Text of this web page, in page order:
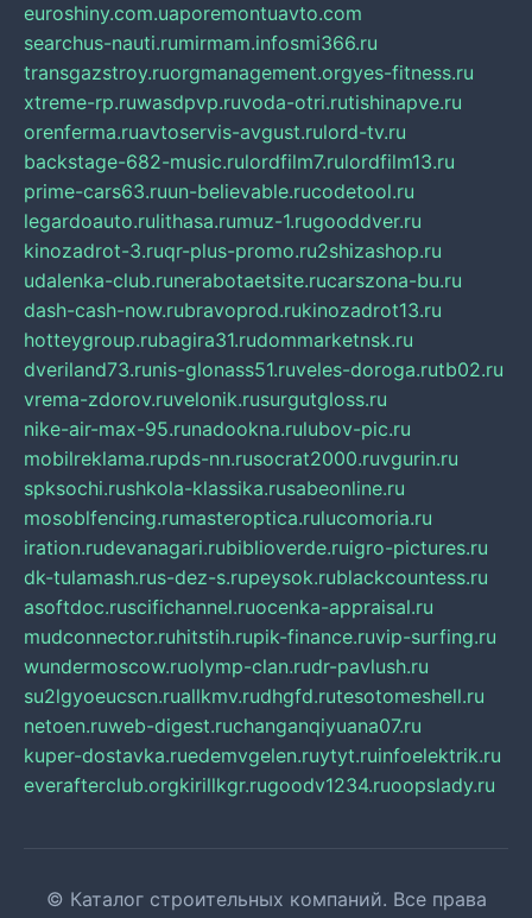
euroshiny.com.uaporemontuavto.com
searchus-nauti.rumirmam.infosmi366.ru
transgazstroy.ruorgmanagement.orgyes-fitness.ru
xtreme-rp.ruwasdpvp.ruvoda-otri.rutishinapve.ru
orenferma.ruavtoservis-avgust.rulord-tv.ru
backstage-682-music.rulordfilm7.rulordfilm13.ru
prime-cars63.ruun-believable.rucodetool.ru
legardoauto.rulithasa.rumuz-1.rugooddver.ru
kinozadrot-3.ruqr-plus-promo.ru2shizashop.ru
udalenka-club.runerabotaetsite.rucarszona-bu.ru
dash-cash-now.rubravoprod.rukinozadrot13.ru
hotteygroup.rubagira31.rudommarketnsk.ru
dveriland73.runis-glonass51.ruveles-doroga.rutb02.ru
vrema-zdorov.ruvelonik.rusurgutgloss.ru
nike-air-max-95.runadookna.rulubov-pic.ru
mobilreklama.rupds-nn.rusocrat2000.ruvgurin.ru
spksochi.rushkola-klassika.rusabeonline.ru
mosoblfencing.rumasteroptica.rulucomoria.ru
iration.rudevanagari.rubiblioverde.ruigro-pictures.ru
dk-tulamash.rus-dez-s.rupeysok.rublackcountess.ru
asoftdoc.ruscifichannel.ruocenka-appraisal.ru
mudconnector.ruhitstih.rupik-finance.ruvip-surfing.ru
wundermoscow.ruolymp-clan.rudr-pavlush.ru
su2lgyoeucscn.ruallkmv.rudhgfd.rutesotomeshell.ru
netoen.ruweb-digest.ruchanganqiyuana07.ru
kuper-dostavka.ruedemvgelen.ruytyt.ruinfoelektrik.ru
everafterclub.orgkirillkgr.rugoodv1234.ruoopslady.ru
© Каталог строительных компаний. Все права